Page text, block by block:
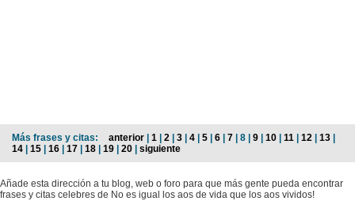
Más frases y citas: anterior | 1 | 2 | 3 | 4 | 5 | 6 | 7 | 8 | 9 | 10 | 11 | 12 | 13 |
14 | 15 | 16 | 17 | 18 | 19 | 20 | siguiente
Añade esta dirección a tu blog, web o foro para que más gente pueda encontrar
frases y citas celebres de No es igual los aos de vida que los aos vividos!